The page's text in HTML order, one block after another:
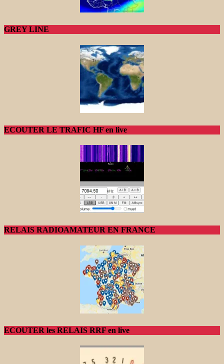
GREY LINE
ECOUTER LE TRAFIC HF en live
RELAIS RADIOAMATEUR EN FRANCE
ECOUTER les RELAIS RRF en live